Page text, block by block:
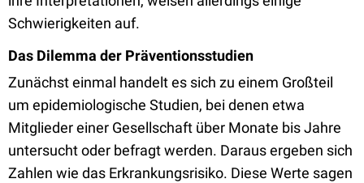
Schwierigkeiten auf.
Das Dilemma der Präventionsstudien
Zunächst einmal handelt es sich zu einem Großteil
um epidemiologische Studien, bei denen etwa
Mitglieder einer Gesellschaft über Monate bis Jahre
untersucht oder befragt werden. Daraus ergeben sich
Zahlen wie das Erkrankungsrisiko. Diese Werte sagen